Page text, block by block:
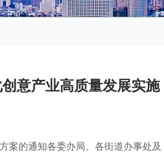
意产业高质量发展实施
案的通知各委办局、各街道办事处及